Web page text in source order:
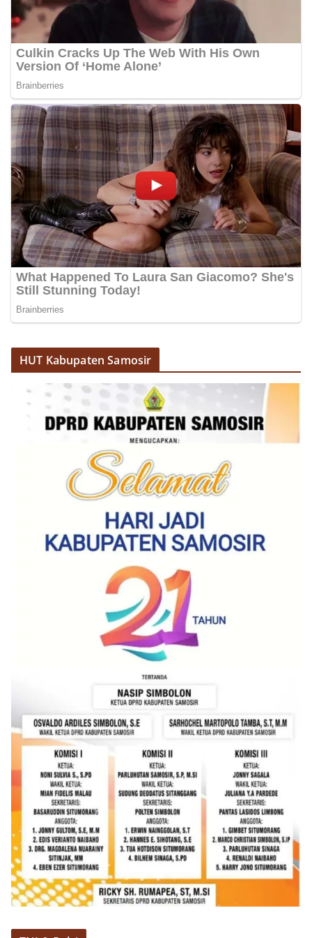
diharapkan dapat semakin mempererat
hubungan kemitraan antara Polri dan
masyarakat, sekaligus membangun kesadaran
kolektif warga akan pentingnya menjaga
keamanan, ketertiban, dan kekompakan
momentum bersejarah HUT Kemerdekaan
Republik Indonesia.‎Kegiatan sambang ini
rencananya akan terus dilaksanakan secara rutin
oleh Bhabinkamtibmas di wilayah Kelurahan
Sunggal sebagai bagian dari upaya menciptakan
situasi Kamtibmas yang aman dan kondusif,
sekaligus menumbuhkan semangat nasionalisme
warga dalam menyambut Hari Kemerdekaan RI.
Percepat Penanganan Infrastruktur Kota Medan,
Dinas SDABMBK Perkuat Sinergi dengan
Kecamatan
Ketua DPRD Medan Terima Silaturahmi Kapolres
Belawan, Bahas Narkoba, Kriminalitas hingga
Potensi Ekonomi
Bhabinkamtibmas Polsek Medan Sunggal
Sambangi Warga Kelurahan Sunggal, Ingatkan
Pemasangan Bendera Merah Putih Jelang HUT
Kemerdekaan Republik Indonesia yang ke-81,
Bhabinkamtibmas Kelurahan Sunggal, Aiptu
Muliyadi Suraukur, melaksanakan kegiatan
sambang Door to Door System (DDS) kepada
warga di wilayah Kelurahan Sunggal, Kecamatan
Medan Sunggal, pada Rabu (05/08/2026).‎‎Kegiatan
tersebut berlangsung sejak pukul 09.00 WIB
hingga selesai, menyasar rumah-rumah warga di
beberapa lingkungan yang ada di kelurahan
tersebut.‎Sambang Langsung ke Rumah
Warga‎Dalam kegiatan ini, Aiptu Muliyadi
Suraukur mendatangi warga secara langsung dari
rumah ke rumah untuk menjalin silaturahmi
sekaligus menyampaikan pesan-pesan
kamtibmas. Kehadiran petugas disambut baik
oleh warga, yang sebagian besar tengah bersiap
menyambut momentum HUT Kemerdekaan RI
dengan berbagai persiapan di lingkungan
masing-masing.‎Dalam dialog yang berlangsung
akrab, Bhabinkamtibmas menyapa warga,
menanyakan kondisi keamanan dan kenyamanan
lingkungan tempat tinggal, serta membuka ruang
komunikasi dua arah agar warga dapat
menyampaikan keluhan maupun informasi terkait
situasi kamtibmas di sekitar mereka.‎‎‎Salah satu
poin utama yang disampaikan dalam kegiatan
sambang ini adalah imbauan kepada warga untuk
memasang bendera Merah Putih secara penuh,
bukan setengah tiang, sebagai bentuk
penghormatan dan rasa cinta tanah air
menjelang perayaan HUT Kemerdekaan RI.
Petugas mengingatkan bahwa pemasangan
bendera dengan benar merupakan salah satu
wujud nyata partisipasi masyarakat dalam
memperingati hari bersejarah bangsa
Indonesia.‎‎”Kami mengimbau kepada seluruh
warga agar mulai mempersiapkan dan memasang
bendera Merah Putih di depan rumah masing-
masing secara penuh. Ini adalah bentuk
penghormatan kita bersama terhadap
kemerdekaan,” ujar Aiptu Muliyadi Suraukur saat
HUT Kabupaten Samosir